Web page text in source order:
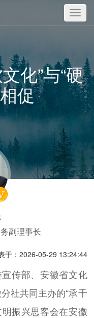
化”与“硬
促
副理事长
于：2026-05-29 13:24:44
传部、安徽省文化
社共同主办的“承千
振兴思客会在安徽